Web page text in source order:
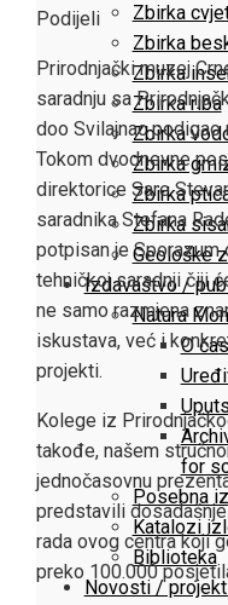
Zbirka
Zbirka
Zbirka
Zbirka riba
Zbirka
Zbirka
Zbirka
Zbirka
Geološke
Izdavaštvo /
Natura
O
for
Posebna
Katalozi
Biblioteka
Novosti /
Facebook
Twitter
LinkedIn
Pinterest
Stumbleupon
Email
Podijeli
Prirodnjački muzej
saradnju sa
doo Svilajnac podigao
Tokom dvodnevne
direktorice Sare
saradnika Stefana
potpisan je Sporazum
tehničkoj saradnji čiji
ne samo razmjena
iskustava, već i
projekti.
Kolege iz
takođe, našem
jednočasovnu
predstavili
rada ovog centra koji
preko 100.000